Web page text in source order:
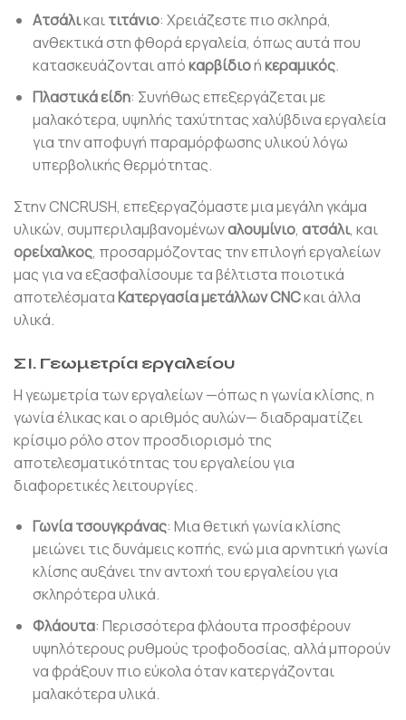
Ατσάλικαιτιτάνιο: Χρειάζεστε πιο σκληρά,
ανθεκτικά στη φθορά εργαλεία, όπως αυτά που
κατασκευάζονται απόκαρβίδιοήκεραμικός.
Πλαστικά είδη: Συνήθως επεξεργάζεται με
μαλακότερα, υψηλής ταχύτητας χαλύβδινα εργαλεία
για την αποφυγή παραμόρφωσης υλικού λόγω
υπερβολικής θερμότητας.
Στην CNCRUSH, επεξεργαζόμαστε μια μεγάλη γκάμα
υλικών, συμπεριλαμβανομένωναλουμίνιο, ατσάλι, και
ορείχαλκος, προσαρμόζοντας την επιλογή εργαλείων
μας για να εξασφαλίσουμε τα βέλτιστα ποιοτικά
αποτελέσματαΚατεργασία μετάλλων CNCκαι άλλα
υλικά.
ΣΙ. Γεωμετρία εργαλείου
Η γεωμετρία των εργαλείων —όπως η γωνία κλίσης, η
γωνία έλικας και ο αριθμός αυλών— διαδραματίζει
κρίσιμο ρόλο στον προσδιορισμό της
αποτελεσματικότητας του εργαλείου για
διαφορετικές λειτουργίες.
Γωνία τσουγκράνας: Μια θετική γωνία κλίσης
μειώνει τις δυνάμεις κοπής, ενώ μια αρνητική γωνία
κλίσης αυξάνει την αντοχή του εργαλείου για
σκληρότερα υλικά.
Φλάουτα: Περισσότερα φλάουτα προσφέρουν
υψηλότερους ρυθμούς τροφοδοσίας, αλλά μπορούν
να φράξουν πιο εύκολα όταν κατεργάζονται
μαλακότερα υλικά.